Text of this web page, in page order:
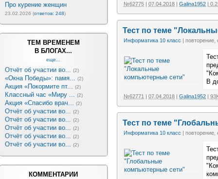
Про курение женщин
23.02.2026 (ответов: 248)
ТЕМ ВРЕМЕНЕМ
В БЛОГАХ...
еще...
Отчёт об участии во... (2)
«Окна Победы»: памя... (2)
Акция «Покормите пт... (2)
Классный час «Миру ... (2)
Акция «Спасибо врач... (2)
Отчёт об участии во... (2)
Отчёт об участии во... (2)
Отчёт об участии во... (2)
Отчёт об участии во... (2)
Отчёт об участии во... (2)
КОММЕНТАРИИ
№62775 | 07.04.2018 | Galina1952 |
Тест по теме
Информатика 10 класс | повторение,
В
№62771 | 07.04.2018 | Galina1952 |
Тест по теме
Информатика 10 класс | повторение,